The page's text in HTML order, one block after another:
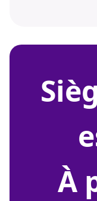
siège monte-
À